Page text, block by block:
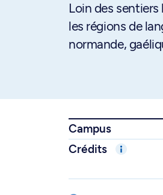
Loin des
les régions de
normande,
Campus
Crédits